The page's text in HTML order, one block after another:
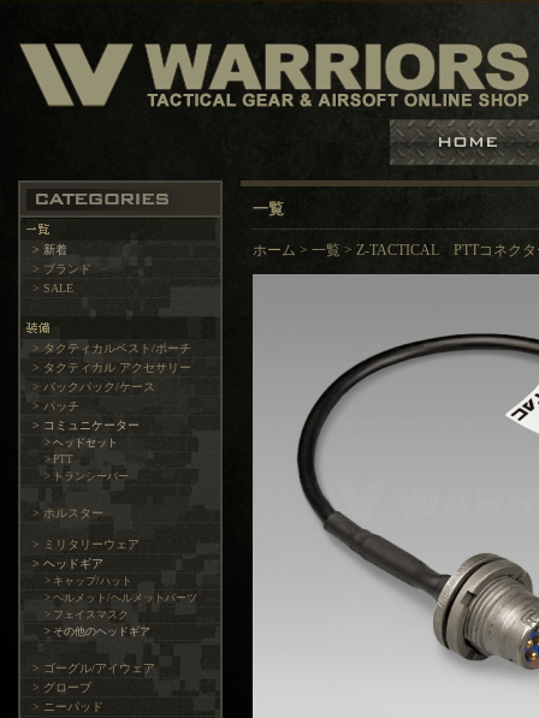
> 新着
> ブランド
> SALE
> タクティカルベスト/ポーチ
> タクティカル アクセサリー
> バックパック/ケース
> パッチ
> コミュニケーター
> ヘッドセット
> PTT
> トランシーバー
> ホルスター
> ミリタリーウェア
> ヘッドギア
> キャップ/ハット
> ヘルメット/ヘルメットパーツ
> フェイスマスク
> その他のヘッドギア
> ゴーグル/アイウェア
> グローブ
> ニーパッド
一覧
ホーム > 一覧 > Z-TACTICAL PTTコネクタ